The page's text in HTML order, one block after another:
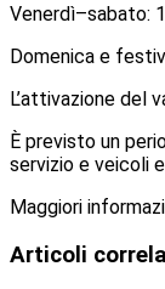
Venerdì–sabato:
Domenica e
L’attivazione del
È previsto un
servizio e veicoli
Maggiori
Articoli